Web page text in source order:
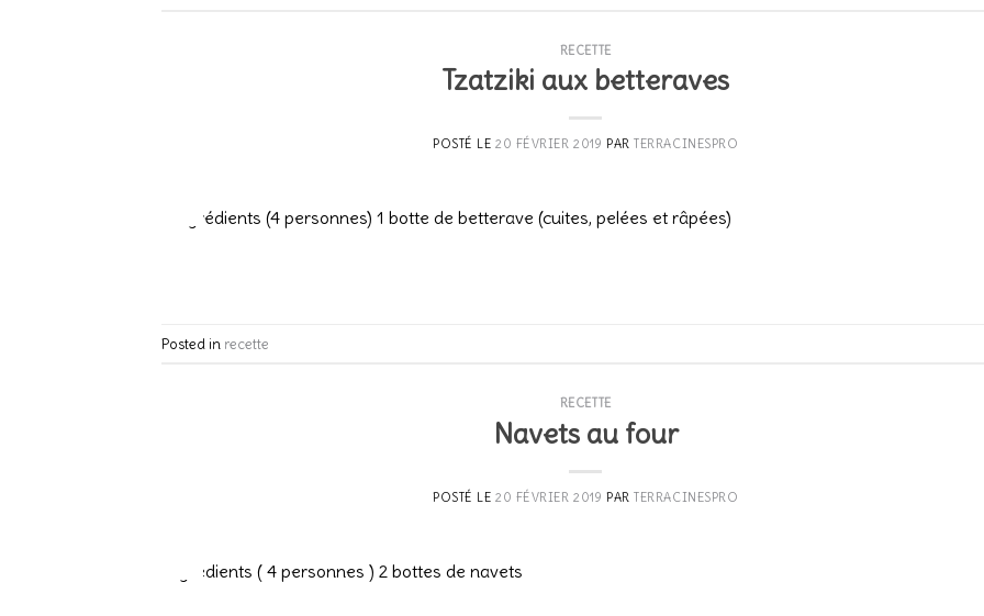
RECETTE
Tzatziki aux betteraves
POSTÉ LE20 FÉVRIER 2019 PARTERRACINESPRO
Ingrédients (4 personnes) 1 botte de betterave (cuites, pelées et râpées)
Posted in recette
RECETTE
Navets au four
POSTÉ LE20 FÉVRIER 2019 PARTERRACINESPRO
Ingrédients ( 4 personnes ) 2 bottes de navets